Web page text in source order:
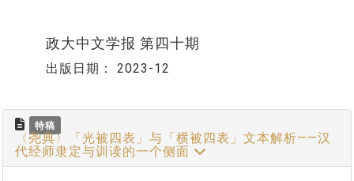
政大中文学报 第四十期
出版日期： 2023-12
特稿
〈尧典〉「光被四表」与「横被四表」文本解析——汉
代经师隶定与训读的一个侧面